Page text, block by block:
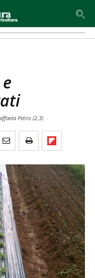
Petris (2,3) -